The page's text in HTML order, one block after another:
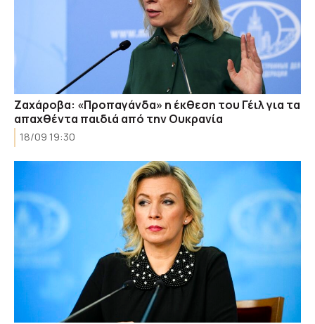
Ζαχάροβα: «Προπαγάνδα» η έκθεση του Γέιλ για τα
απαχθέντα παιδιά από την Ουκρανία
18/09 19:30